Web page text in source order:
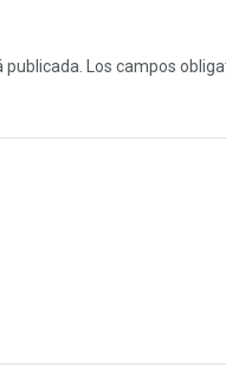
Los campos